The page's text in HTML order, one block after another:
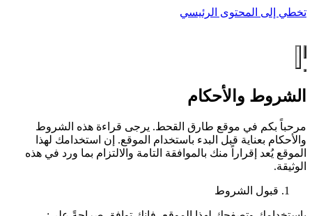
تخطي إلى المحتوى الرئيسي
الشروط والأحكام
مرحباً بكم في موقع طارق القحط. يرجى قراءة هذه الشروط
والأحكام بعناية قبل البدء باستخدام الموقع. إن استخدامك لهذا
الموقع يُعد إقراراً منك بالموافقة التامة والالتزام بما ورد في هذه
الوثيقة.
قبول الشروط